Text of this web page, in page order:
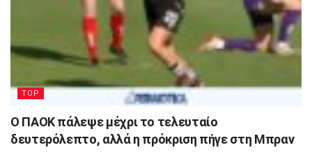
TOP
Ο ΠΑΟΚ πάλεψε μέχρι το τελευταίο
δευτερόλεπτο, αλλά η πρόκριση πήγε στη Μπραν